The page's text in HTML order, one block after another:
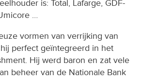
is: Total, Lafarge, GDF-
…
vormen van verrijking van
perfect geïntegreerd in het
Hij werd baron en zat vele
beheer van de Nationale Bank